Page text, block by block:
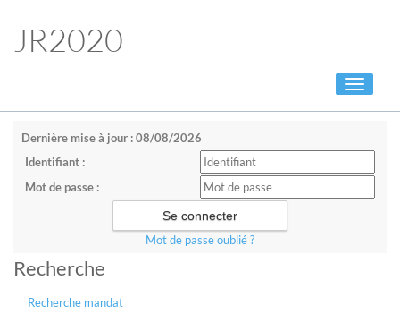
JR2020
Toggle
Dernière mise à jour : 08/08/2026
Identifiant :
Mot de passe :
Mot de passe oublié ?
Recherche
Recherche mandat